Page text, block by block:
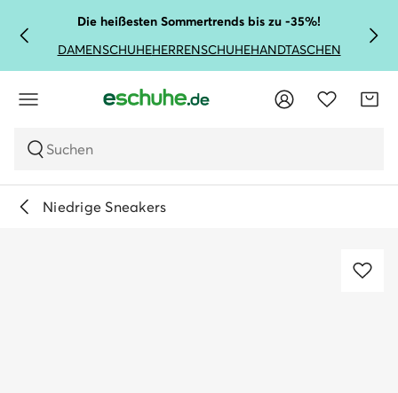
Die heißesten Sommertrends bis zu -35%!
DAMENSCHUHEHERRENSCHUHEHANDTASCHEN
Suchen
Niedrige Sneakers